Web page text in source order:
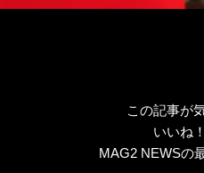
この記事が
いいね
MAG2 NEWSの